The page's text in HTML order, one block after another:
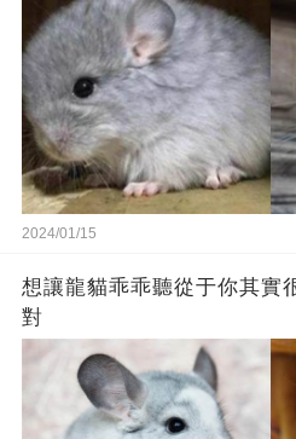
2024/01/15
想讓龍貓乖乖聽從于你其實
對